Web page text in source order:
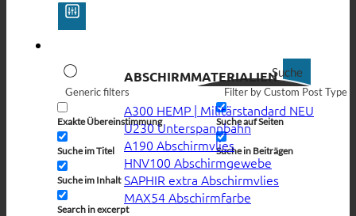
Suche
Generic filters
Exakte Übereinstimmung
Suche im Titel
Suche im Inhalt
Search in excerpt
Filter by Custom Post Type
Suche auf Seiten
Suche in Beiträgen
ABSCHIRMMATERIALIEN
A300 HEMP | Militärstandard
U230 Unterspannbahn
A190 Abschirmvlies
HNV100 Abschirmgewebe
SAPHIR extra Abschirmvlies
MAX54 Abschirmfarbe